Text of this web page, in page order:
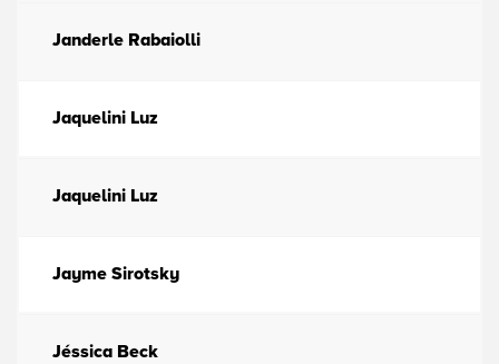
Janderle Rabaiolli
Jaquelini Luz
Jaquelini Luz
Jayme Sirotsky
Jéssica Beck